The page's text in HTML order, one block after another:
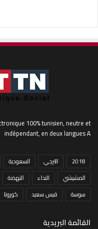
100% tunisien, neutre et
indépendant, en deux langues A
2018 الترجي السعودية
المشيشي
النداء النهضة
سوسة
قيس سعيد كورونا
القائمة البريدية